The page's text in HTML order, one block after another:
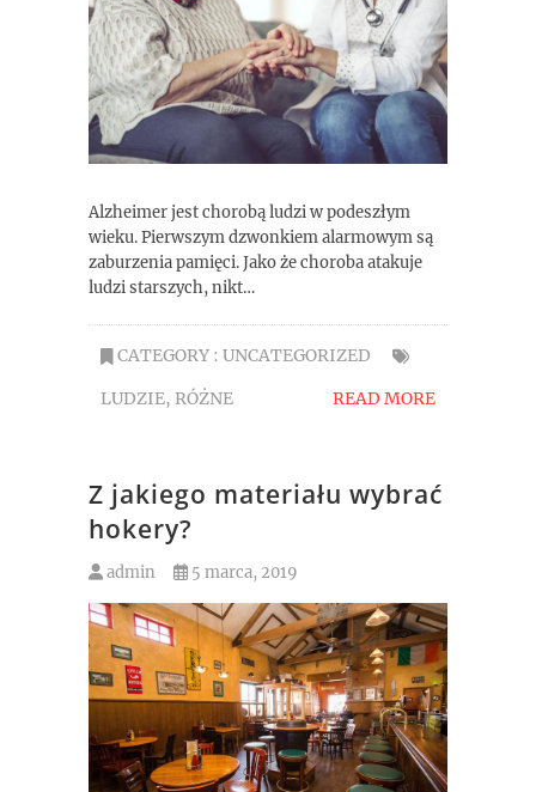
Alzheimer jest chorobą ludzi w podeszłym
wieku. Pierwszym dzwonkiem alarmowym są
zaburzenia pamięci. Jako że choroba atakuje
ludzi starszych, nikt…
CATEGORY : UNCATEGORIZED
LUDZIE, RÓŻNE READ MORE
Z jakiego materiału wybrać
hokery?
admin 5 marca, 2019